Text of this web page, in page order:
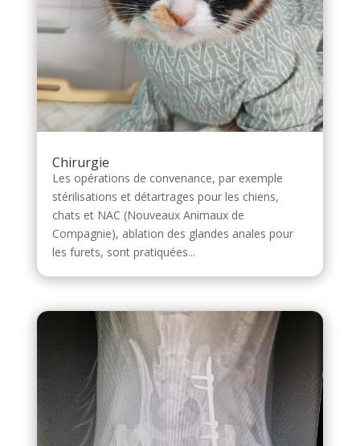
Chirurgie
Les opérations de convenance, par exemple
stérilisations et détartrages pour les chiens,
chats et NAC (Nouveaux Animaux de
Compagnie), ablation des glandes anales pour
les furets, sont pratiquées...